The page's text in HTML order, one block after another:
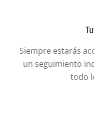
Siempre estarás
un seguimiento
todo